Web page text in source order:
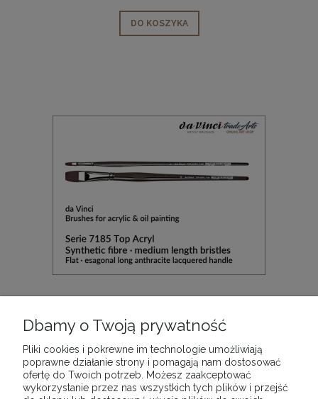
DO KOSZYKA
ACRYL Synthetic Fibre, seria 7185, rozmiar 20
102,90 zł
DO KOSZYKA
Dbamy o Twoją prywatność
Pliki cookies i pokrewne im technologie umożliwiają
poprawne działanie strony i pomagają nam dostosować
ofertę do Twoich potrzeb. Możesz zaakceptować
wykorzystanie przez nas wszystkich tych plików i przejść